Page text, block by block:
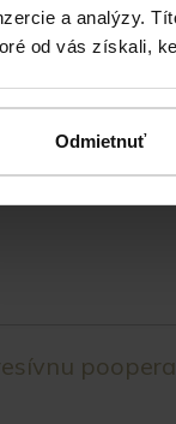
a analýzy.
od vás získali,
Odmietnuť